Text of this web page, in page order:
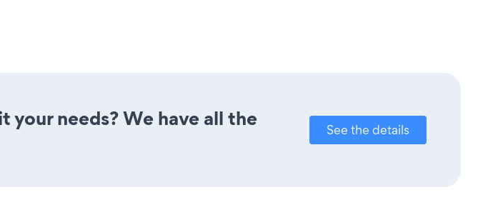
needs? We have all the
See the details